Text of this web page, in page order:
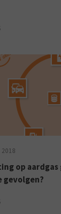
op
gevolgen?